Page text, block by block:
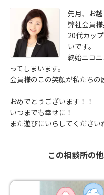
先月、お越
弊社会員
20代カッ
いです。
終始ニコ
ってしまいます。
会員様のこの笑顔が私たちの
おめでとうございます！！
いつまでも幸せに！
また遊びにいらしてください
この相談所の